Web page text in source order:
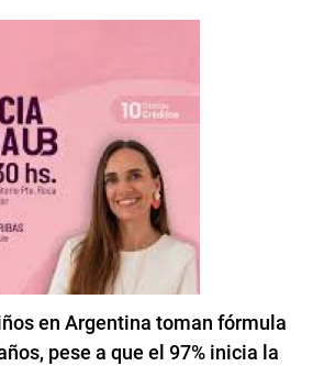
en Argentina toman fórmula
pese a que el 97% inicia la